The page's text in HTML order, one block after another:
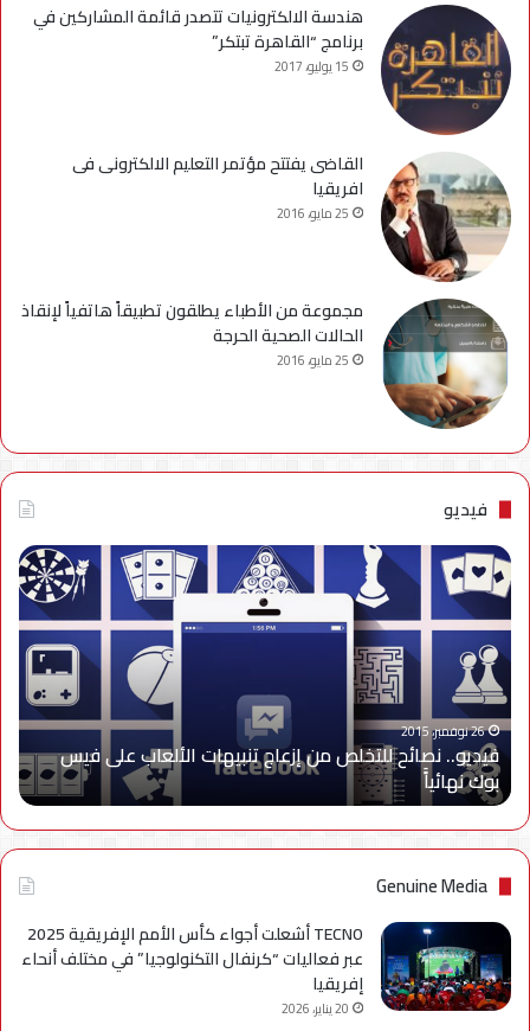
هندسة الالكترونيات تتصدر قائمة المشاركين في
برنامج “القاهرة تبتكر”
15 يوليو، 2017
القاضى يفتتح مؤتمر التعليم الالكترونى فى
افريقيا
25 مايو، 2016
مجموعة من الأطباء يطلقون تطبيقاً هاتفياً لإنقاذ
الحالات الصحية الحرجة
25 مايو، 2016
فيديو
فيديو..
نصائح
للتخلص
من
إزعاج
تنبيهات
الألعاب
على
فيس
بوك
نهائياًَ
26 نوفمبر، 2015
فيديو.. نصائح للتخلص من إزعاج تنبيهات الألعاب على فيس
بوك نهائياًَ
Genuine Media
TECNO أشعلت أجواء كأس الأمم الإفريقية 2025
عبر فعاليات “كرنفال التكنولوجيا” في مختلف أنحاء
إفريقيا
20 يناير، 2026